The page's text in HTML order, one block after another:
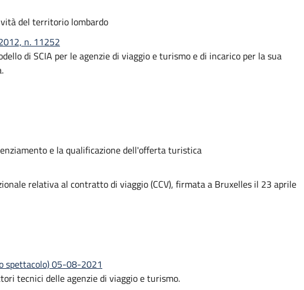
del territorio lombardo
n. 11252
di SCIA per le agenzie di viaggio e turismo e di incarico per la sua
e la qualificazione dell'offerta turistica
relativa al contratto di viaggio (CCV), firmata a Bruxelles il 23 aprile
spettacolo) 05-08-2021
tecnici delle agenzie di viaggio e turismo.